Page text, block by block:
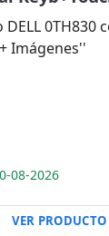
0TH830
Imágenes''
08-2026
VER PRODUCTO